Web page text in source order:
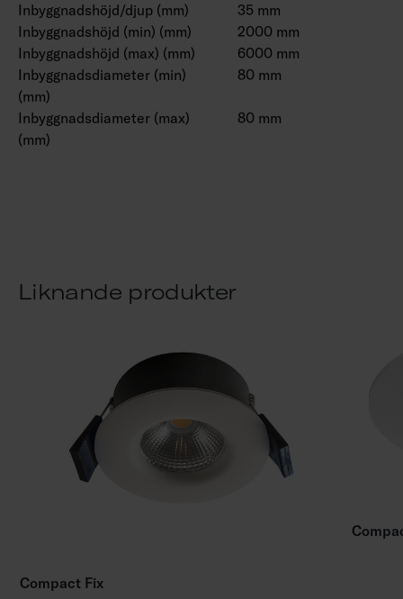
Inbyggnadshöjd/djup (mm)
35 mm
Inbyggnadshöjd (min) (mm)
2000 mm
Inbyggnadshöjd (max) (mm)
6000 mm
Inbyggnadsdiameter (min)
(mm)
80 mm
Inbyggnadsdiameter (max)
(mm)
80 mm
Liknande produkter
Compact Fix